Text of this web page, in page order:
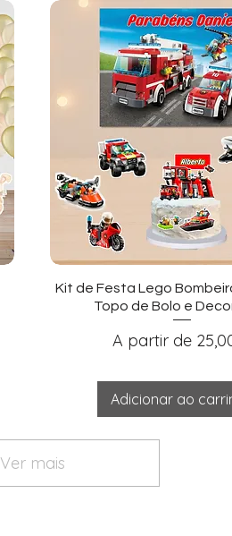
Visualização
Kit de Festa Lego
Topo de Bolo e
A partir de
Preço
Adicionar ao
Ver mais